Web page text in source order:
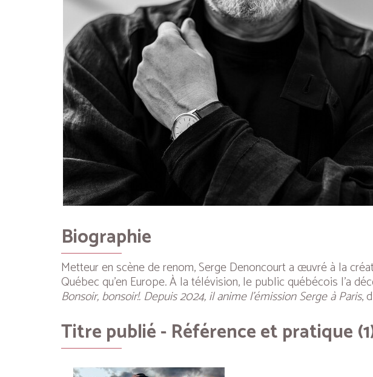
Biographie
Metteur en scène de renom, Serge Denoncourt a œuvré à la
Québec qu’en Europe. À la télévision, le public québécois l’a
Bonsoir, bonsoir!. Depuis 2024, il anime l’émission Serge à Paris,
Titre publié - Référence et pratique